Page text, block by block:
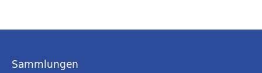
Sammlungen